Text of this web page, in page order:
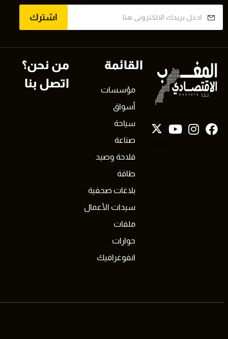
اشترك
القائمة
مؤسسات
أسواق
سياحة
صناعة
فلاحة وصيد
طاقة
بلاغات صحفية
سيدات الأعمال
ملفات
حوارات
انفوغرافيك
من نحن؟
اتصل بنا